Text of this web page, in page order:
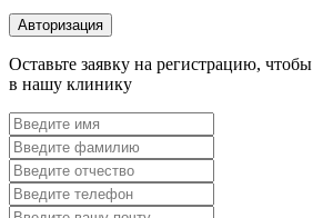
Авторизация
Оставьте заявку на регистрацию,
в нашу клинику